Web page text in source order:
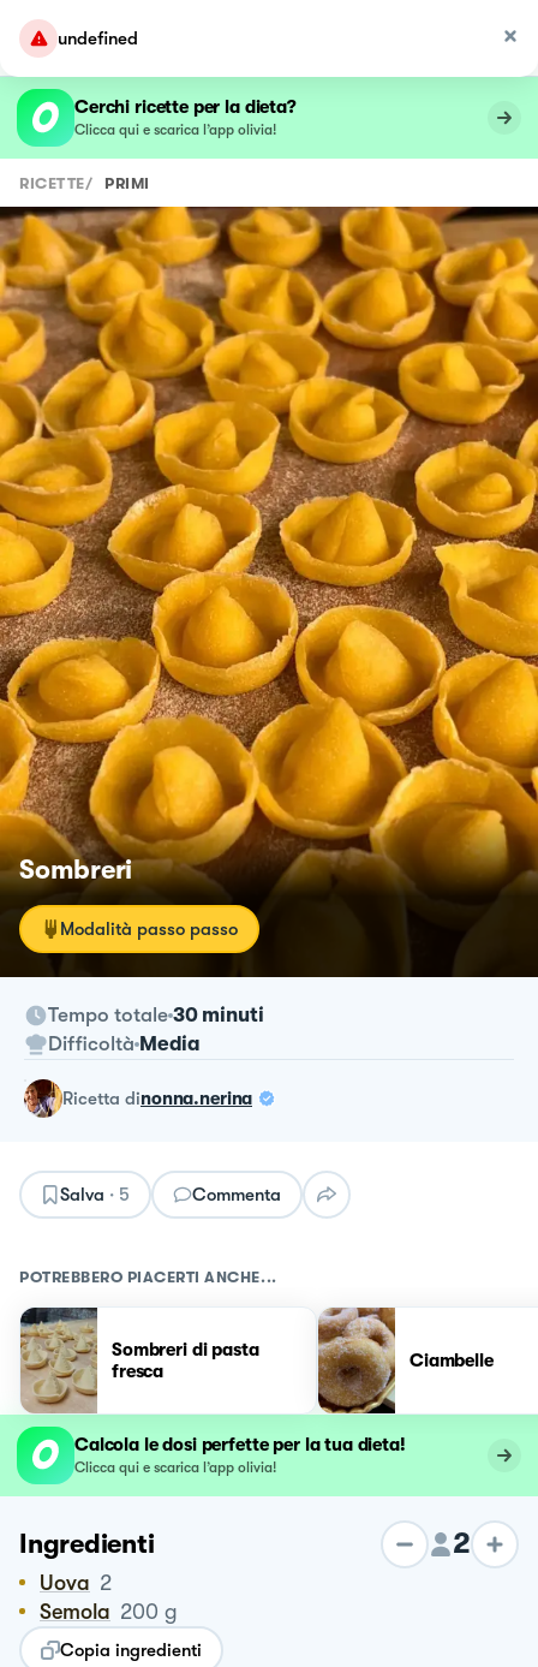
undefined
Cerchi ricette per la dieta?
Clicca qui e scarica l’app olivia!
RICETTE/ PRIMI
Sombreri
Modalità passo passo
Tempo totale 30 minuti
Difficoltà Media
ricetta dinonna.nerina
Salva · 5 Commenta
POTREBBERO PIACERTI ANCHE...
Sombreri di pasta
fresca
Ciambelle
Calcola le dosi perfette per la tua dieta!
Clicca qui e scarica l’app olivia!
Ingredienti 2
Uova 2
Semola 200 g
Copia ingredienti